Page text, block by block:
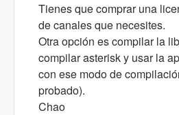
Tienes que comprar una
de canales que necesites.
Otra opción es compilar la
compilar asterisk y usar la
con ese modo de
probado).
Chao